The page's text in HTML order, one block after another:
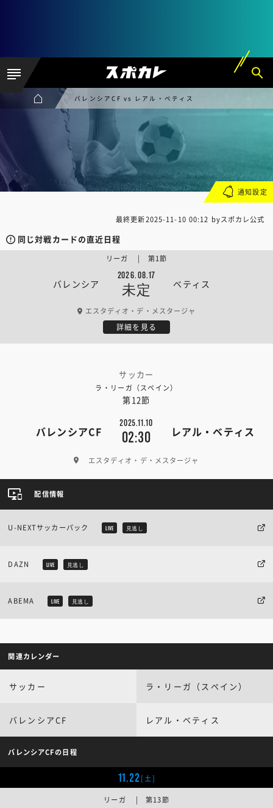
バレンシアCF vs レアル・ベティス
最終更新2025-11-10 00:12 byスポカレ公式
同じ対戦カードの直近日程
バレンシア
2026.08.17
未定 ベティス
リーガ | 第1節
エスタディオ・デ・メスタージャ
詳細を見る
サッカー
ラ・リーガ（スペイン）
第12節
バレンシアCF
2025.11.10
02:30 レアル・ベティス
エスタディオ・デ・メスタージャ
通知設定
配信情報
U-NEXTサッカーパック LIVE 見逃し
DAZN LIVE 見逃し
ABEMA LIVE 見逃し
関連カレンダー
サッカー ラ・リーガ（スペイン）
バレンシアCF レアル・ベティス
バレンシアCFの日程
11.22[土]
リーガ | 第13節